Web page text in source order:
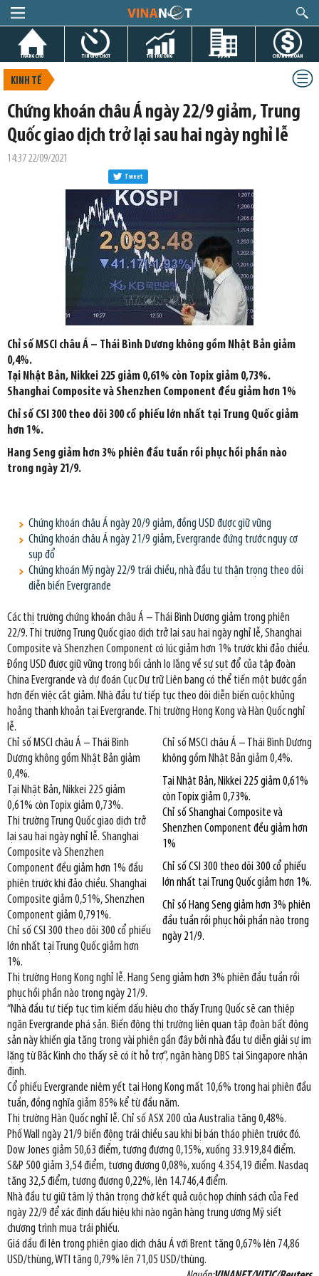
TRANG CHỦ TIN GIỜ CHÓT THỊ TRƯỜNG DỰ ÁN CHỨNG KHOÁN
KINH TẾ
Chứng khoán châu Á ngày 22/9 giảm, Trung
Quốc giao dịch trở lại sau hai ngày nghỉ lễ
14:37 22/09/2021
Tweet
Chỉ số MSCI châu Á – Thái Bình Dương không gồm Nhật Bản giảm
0,4%.
Tại Nhật Bản, Nikkei 225 giảm 0,61% còn Topix giảm 0,73%.
Shanghai Composite và Shenzhen Component đều giảm hơn 1%
Chỉ số CSI 300 theo dõi 300 cổ phiếu lớn nhất tại Trung Quốc giảm
hơn 1%.
Hang Seng giảm hơn 3% phiên đầu tuần rồi phục hồi phần nào
trong ngày 21/9.
Chứng khoán châu Á ngày 20/9 giảm, đồng USD được giữ vững
Chứng khoán châu Á ngày 21/9 giảm, Evergrande đứng trước nguy cơ
sụp đổ
Chứng khoán Mỹ ngày 22/9 trái chiều, nhà đầu tư thận trọng theo dõi
diễn biến Evergrande
Các thị trường chứng khoán châu Á – Thái Bình Dương giảm trong phiên
22/9. Thị trường Trung Quốc giao dịch trở lại sau hai ngày nghỉ lễ, Shanghai
Composite và Shenzhen Component có lúc giảm hơn 1% trước khi đảo chiều.
Đồng USD được giữ vững trong bối cảnh lo lắng về sự sụt đổ của tập đoàn
China Evergrande và dự đoán Cục Dự trữ Liên bang có thể tiến một bước gần
hơn đến việc cắt giảm. Nhà đầu tư tiếp tục theo dõi diễn biến cuộc khủng
hoảng thanh khoản tại Evergrande. Thị trường Hong Kong và Hàn Quốc nghỉ
lễ.
Chỉ số MSCI châu Á – Thái Bình Dương
không gồm Nhật Bản giảm 0,4%.
Tại Nhật Bản, Nikkei 225 giảm 0,61%
còn Topix giảm 0,73%.
Chỉ số Shanghai Composite và
Shenzhen Component đều giảm hơn
1%
Chỉ số CSI 300 theo dõi 300 cổ phiếu
lớn nhất tại Trung Quốc giảm hơn 1%.
Chỉ số Hang Seng giảm hơn 3% phiên
đầu tuần rồi phục hồi phần nào trong
ngày 21/9.
Chỉ số MSCI châu Á – Thái Bình
Dương không gồm Nhật Bản giảm
0,4%.
Tại Nhật Bản, Nikkei 225 giảm
0,61% còn Topix giảm 0,73%.
Thị trường Trung Quốc giao dịch trở
lại sau hai ngày nghỉ lễ. Shanghai
Composite và Shenzhen
Component đều giảm hơn 1% đầu
phiên trước khi đảo chiều. Shanghai
Composite giảm 0,51%, Shenzhen
Component giảm 0,791%.
Chỉ số CSI 300 theo dõi 300 cổ phiếu
lớn nhất tại Trung Quốc giảm hơn
1%.
Thị trường Hong Kong nghỉ lễ. Hang Seng giảm hơn 3% phiên đầu tuần rồi
phục hồi phần nào trong ngày 21/9.
“Nhà đầu tư tiếp tục tìm kiếm dấu hiệu cho thấy Trung Quốc sẽ can thiệp
ngăn Evergrande phá sản. Biến động thị trường liên quan tập đoàn bất động
sản này khiến gia tăng trong vài phiên gần đây bởi nhà đầu tư diễn giải sự im
lặng từ Bắc Kinh cho thấy sẽ có ít hỗ trợ”, ngân hàng DBS tại Singapore nhận
định.
Cổ phiếu Evergrande niêm yết tại Hong Kong mất 10,6% trong hai phiên đầu
tuần, đồng nghĩa giảm 85% kể từ đầu năm.
Thị trường Hàn Quốc nghỉ lễ. Chỉ số ASX 200 của Australia tăng 0,48%.
Phố Wall ngày 21/9 biến động trái chiều sau khi bị bán tháo phiên trước đó.
Dow Jones giảm 50,63 điểm, tương đương 0,15%, xuống 33.919,84 điểm.
S&P 500 giảm 3,54 điểm, tương đương 0,08%, xuống 4.354,19 điểm. Nasdaq
tăng 32,5 điểm, tương đương 0,22%, lên 14.746,4 điểm.
Nhà đầu tư giữ tâm lý thận trọng chờ kết quả cuộc họp chính sách của Fed
ngày 22/9 để xác định dấu hiệu khi nào ngân hàng trung ương Mỹ siết
chương trình mua trái phiếu.
Giá dầu đi lên trong phiên giao dịch châu Á với Brent tăng 0,67% lên 74,86
USD/thùng, WTI tăng 0,79% lên 71,05 USD/thùng.